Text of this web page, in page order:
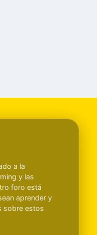
a la
y las
foro está
aprender y
sobre estos